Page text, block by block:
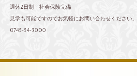
週休2日制 社会保険完備
見学も可能ですのでお気軽にお問い合わせください。
0745-54-3000